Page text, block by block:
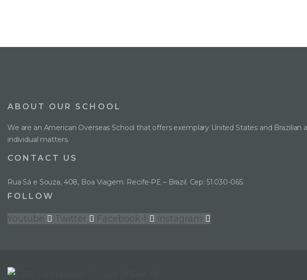
ABOUT OUR SCHOOL
We are an American Overseas School that offers exemplary United States and
individual matters.
CONTACT US
Rua Sá e Souza, 408, Boa Viagem. Recife-PE – Brazil. Cep: 51.030-065.
FOLLOW
Youtube Twitter Facebook-f Instagram